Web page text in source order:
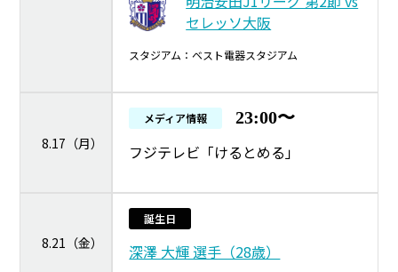
セレッソ大阪
スタジアム：ベスト電器スタジアム
8.17（月）
メディア情報 23:00〜
フジテレビ「けるとめる」
8.21（金）
誕生日
深澤 大輝 選手（28歳）